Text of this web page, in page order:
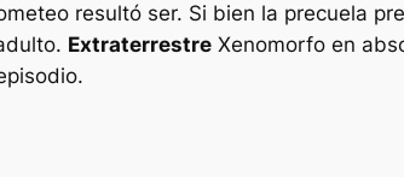
resultó ser. Si bien la precuela
Extraterrestre Xenomorfo en